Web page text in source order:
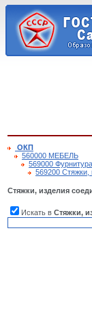
ОКП
560000 МЕБЕЛЬ
569000
569200 Стяжки,
Стяжки, изделия
Искать в Стяжки,